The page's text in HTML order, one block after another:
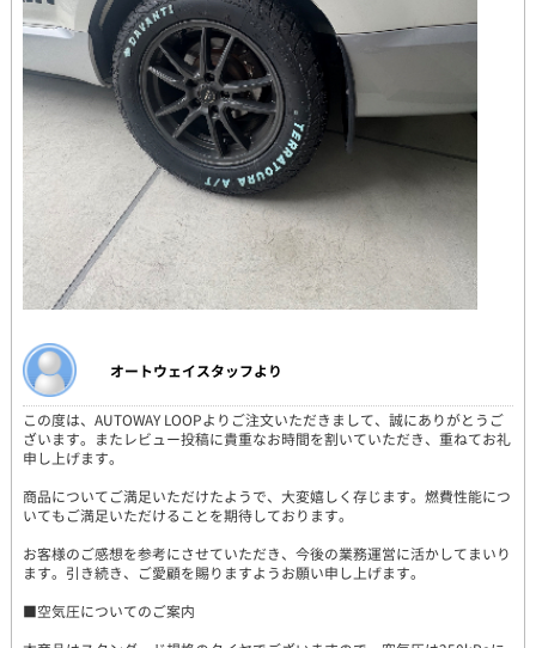
オートウェイスタッフより
この度は、AUTOWAY LOOPよりご注文いただきまして、誠にありがとうご
ざいます。またレビュー投稿に貴重なお時間を割いていただき、重ねてお礼
申し上げます。
商品についてご満足いただけたようで、大変嬉しく存じます。燃費性能につ
いてもご満足いただけることを期待しております。
お客様のご感想を参考にさせていただき、今後の業務運営に活かしてまいり
ます。引き続き、ご愛顧を賜りますようお願い申し上げます。
■空気圧についてのご案内